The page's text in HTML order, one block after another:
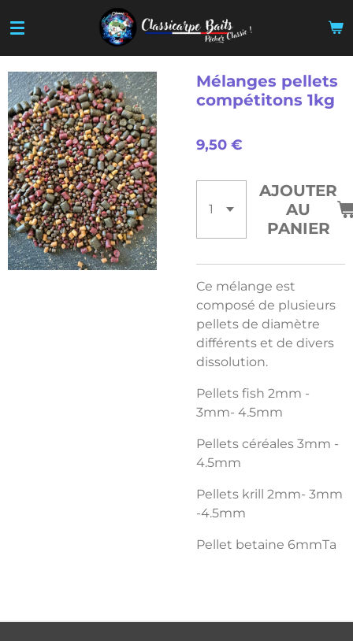
au
contenu
principal
Mélanges pellets
compétitons 1kg
9,50 €
AJOUTER
AU
PANIER
Ce mélange est
composé de plusieurs
pellets de diamètre
différents et de divers
dissolution.
Pellets fish 2mm -
3mm- 4.5mm
Pellets céréales 3mm -
4.5mm
Pellets krill 2mm- 3mm
-4.5mm
Pellet betaine 6mmTa